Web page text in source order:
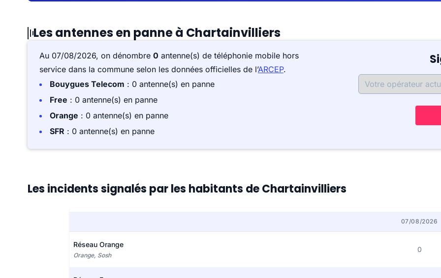
Les antennes en panne à Chartainvilliers
Au 07/08/2026, on dénombre 0 antenne(s) de téléphonie mobile hors
service dans la commune selon les données officielles de l’ARCEP.
Bouygues Telecom : 0 antenne(s) en panne
Free : 0 antenne(s) en panne
Orange : 0 antenne(s) en panne
SFR : 0 antenne(s) en panne
Les incidents signalés par les habitants de Chartainvilliers
07/08/2026
Réseau Orange
Orange, Sosh
0